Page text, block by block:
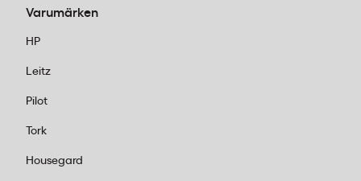
Varumärken
HP
Leitz
Pilot
Tork
Housegard